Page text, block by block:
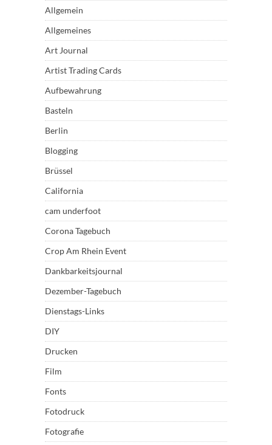
Allgemein
Allgemeines
Art Journal
Artist Trading Cards
Aufbewahrung
Basteln
Berlin
Blogging
Brüssel
California
cam underfoot
Corona Tagebuch
Crop Am Rhein Event
Dankbarkeitsjournal
Dezember-Tagebuch
Dienstags-Links
DIY
Drucken
Film
Fonts
Fotodruck
Fotografie